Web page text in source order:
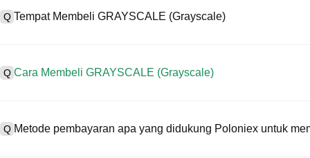
Q Tempat Membeli GRAYSCALE (Grayscale)
antarmuka yang ramah pengguna, likuiditas tinggi, dan berbagai
mendukung trading berbagai mata uang kripto, termasuk
1. Buat akun dan selesaikan verifikasi KYC.
2. Danai akun Anda dengan mata uang fiat dan mata uang kripto.
Q Cara Membeli GRAYSCALE (Grayscale)
(Grayscale) dan beragam aset digital berkualitas tinggi.
Q Metode pembayaran apa yang didukung Poloniex untuk